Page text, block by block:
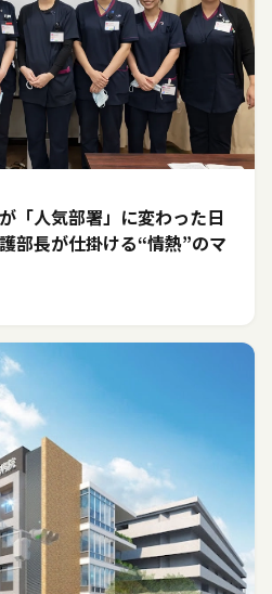
「人気部署」に変わった日――
部長が仕掛ける“情熱”のマ